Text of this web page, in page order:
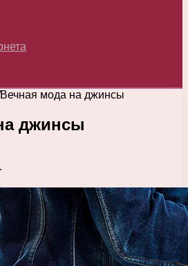
Вечная мода на джинсы
джинсы